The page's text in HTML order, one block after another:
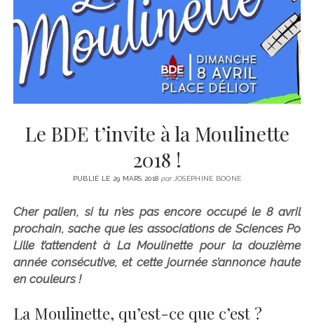
CINÉMA
LITTÉRATURE
ÉCONOMIE
SPORT
MÉDIAS
SANTÉ
instagram
emailemail-
form
Le BDE t’invite à la Moulinette
2018 !
PUBLIÉ LE 29 MARS 2018 parJOSÉPHINE BOONE
Cher palien, si tu n’es pas encore occupé le 8 avril
prochain, sache que les associations de Sciences Po
Lille t’attendent à La Moulinette pour la douzième
année consécutive, et cette journée s’annonce haute
en couleurs !
La Moulinette, qu’est-ce que c’est ?